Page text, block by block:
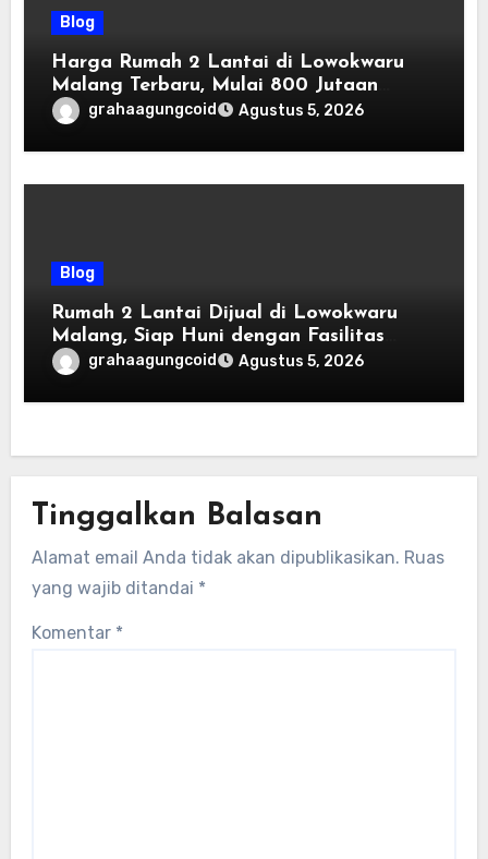
Blog
Harga Rumah 2 Lantai di Lowokwaru
Malang Terbaru, Mulai 800 Jutaan
Tahun 2026
grahaagungcoid Agustus 5, 2026
Blog
Rumah 2 Lantai Dijual di Lowokwaru
Malang, Siap Huni dengan Fasilitas
Premium | Graha Agung by Tomoland
grahaagungcoid Agustus 5, 2026
Tinggalkan Balasan
Alamat email Anda tidak akan dipublikasikan. Ruas
yang wajib ditandai *
Komentar *